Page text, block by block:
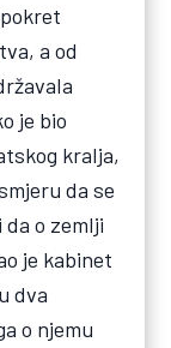
a od
je bio
kralja,
da se
o zemlji
je kabinet
dva
o njemu